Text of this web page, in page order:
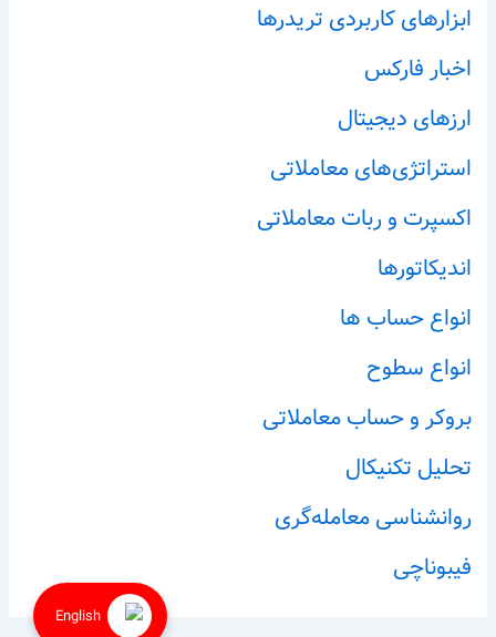
ابزارهای کاربردی تریدرها
اخبار فارکس
ارزهای دیجیتال
استراتژی‌های معاملاتی
اکسپرت و ربات معاملاتی
اندیکاتورها
انواع حساب ها
انواع سطوح
بروکر و حساب معاملاتی
تحلیل تکنیکال
روانشناسی معامله‌گری
فیبوناچی
English